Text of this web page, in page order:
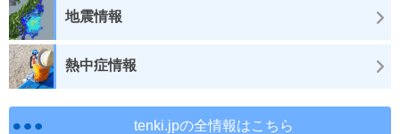
地震情報
熱中症情報
tenki.jpの全情報はこちら